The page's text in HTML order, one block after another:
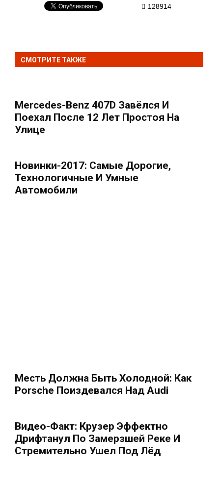
128914
СМОТРИТЕ ТАКЖЕ
Mercedes-Benz 407D Завёлcя И
Поехал После 12 Лет Простоя На
Улице
Новинки-2017: Самые Дорогие,
Технологичные И Умные
Автомобили
Месть Должна Быть Холодной: Как
Porsche Поиздевался Над Audi
Видео-Факт: Крузер Эффектно
Дрифтанул По Замерзшей Реке И
Стремительно Ушел Под Лёд